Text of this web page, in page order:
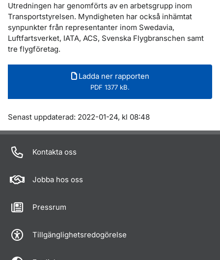
Utredningen har genomförts av en arbetsgrupp inom
Transportstyrelsen. Myndigheten har också inhämtat
synpunkter från representanter inom Swedavia,
Luftfartsverket, IATA, ACS, Svenska Flygbranschen samt
tre flygföretag.
Ladda ner rapporten
PDF 1377 kB.
Om sidan
Senast uppdaterad: 2022-01-24, kl 08:48
Kontakta oss
Jobba hos oss
Pressrum
Tillgänglighetsredogörelse